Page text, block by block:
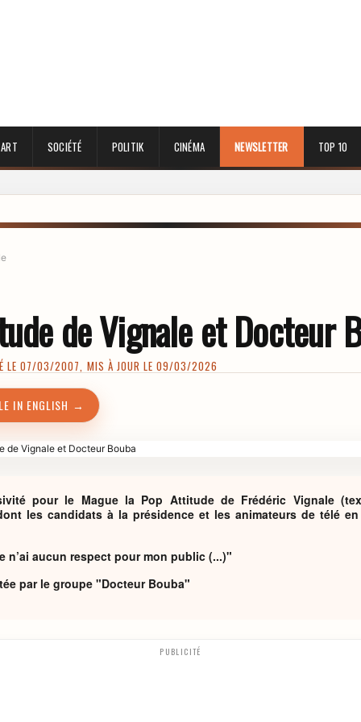
SOCIÉTÉ POLITIK CINÉMA NEWSLETTER TOP 10
de Vignale et Docteur
LE 07/03/2007, MIS À JOUR LE 09/03/2026
IN ENGLISH →
pour le Mague la Pop Attitude de Frédéric Vignale
les candidats à la présidence et les animateurs de télé
n’ai aucun respect pour mon public (...)"
par le groupe "Docteur Bouba"
PUBLICITÉ